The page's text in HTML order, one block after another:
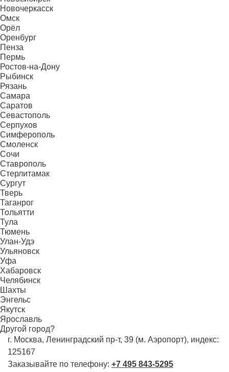
Новочеркасск
Омск
Орёл
Оренбург
Пенза
Пермь
Ростов-на-Дону
Рыбинск
Рязань
Самара
Саратов
Севастополь
Серпухов
Симферополь
Смоленск
Сочи
Ставрополь
Стерлитамак
Сургут
Тверь
Таганрог
Тольятти
Тула
Тюмень
Улан-Удэ
Ульяновск
Уфа
Хабаровск
Челябинск
Шахты
Энгельс
Якутск
Ярославль
Другой город?
г. Москва, Ленинградский пр-т, 39 (м. Аэропорт), индекс:
125167
Заказывайте по телефону: +7 495 843-5295